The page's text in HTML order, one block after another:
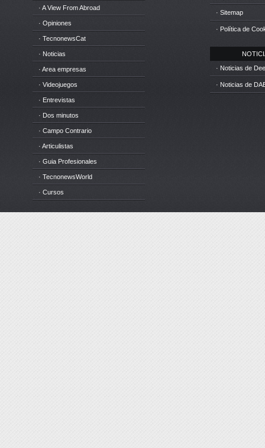
· A View From Abroad
· Opiniones
· TecnonewsCat
· Noticias
· Area empresas
· Videojuegos
· Entrevistas
· Dos minutos
· Campo Contrario
· Articulistas
· Guia Profesionales
· TecnonewsWorld
· Cursos
· Sitemap
· Política de
· Noticias de
· Noticias de